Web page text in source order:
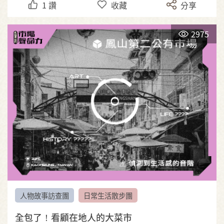
1 讚 收藏 分享
2975
人物故事訪查團 日常生活散步團
全包了！看顧在地人的大菜市